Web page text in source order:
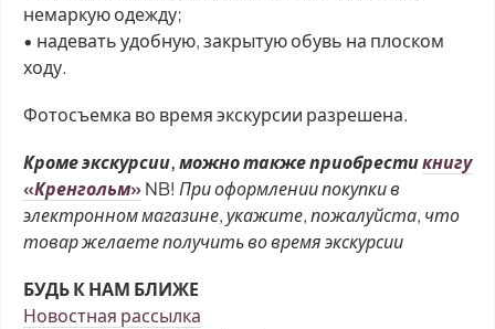
немаркую одежду;
• надевать удобную, закрытую обувь на плоском
ходу.
Фотосъемка во время экскурсии разрешена.
Кроме экскурсии, можно также приобрестикнигу
«Кренгольм»NB! При оформлении покупки в
электронном магазине, укажите, пожалуйста, что
товар желаете получить во время экскурсии
БУДЬ К НАМ БЛИЖЕ
Новостная рассылка